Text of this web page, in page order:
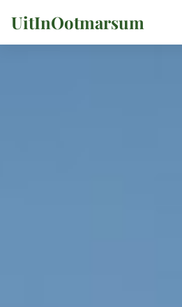
UitInOotmarsum